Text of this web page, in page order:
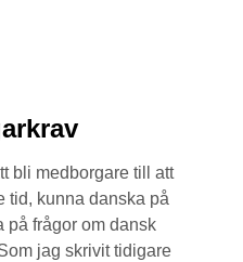
bli medborgare till att
tid, kunna danska på
på frågor om dansk
jag skrivit tidigare